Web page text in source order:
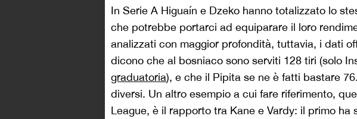
In Serie A Higuaín e Dzeko hanno totalizzato lo
che potrebbe portarci ad equiparare il loro
analizzati con maggior profondità, tuttavia, i dati
dicono che al bosniaco sono serviti 128 tiri (solo
graduatoria), e che il Pipita se ne è fatti bastare
diversi. Un altro esempio a cui fare riferimento,
League, è il rapporto tra Kane e Vardy: il primo ha